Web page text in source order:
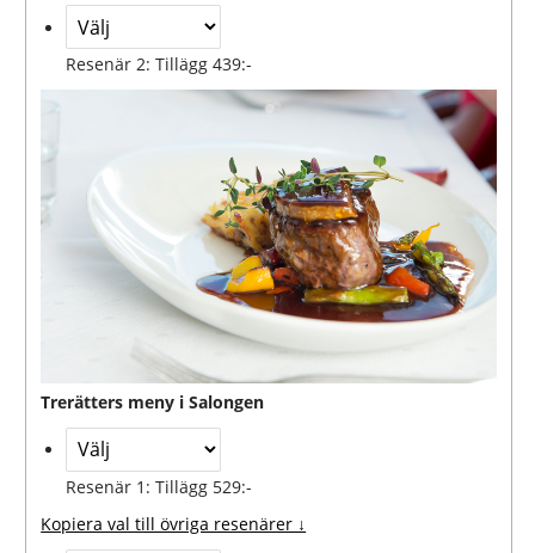
Resenär 2: Tillägg 439:-
Trerätters meny i Salongen
Resenär 1: Tillägg 529:-
Kopiera val till övriga resenärer ↓